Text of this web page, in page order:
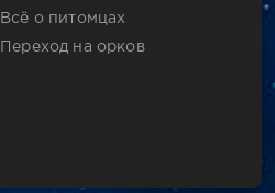
Всё о питомцах
Переход на орков